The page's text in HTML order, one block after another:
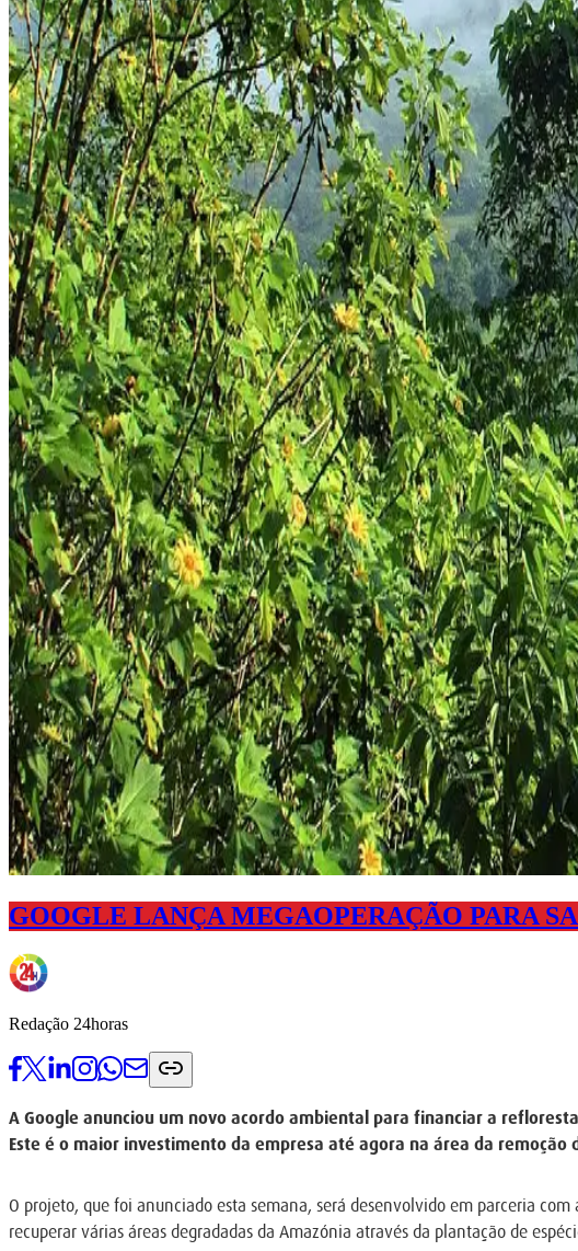
GOOGLE LANÇA MEGAOPERAÇÃO PARA
Redação 24horas
A Google anunciou um novo acordo ambiental para financiar a
Este é o maior investimento da empresa até agora na área da remoção
O projeto, que foi anunciado esta semana, será desenvolvido em parceria
recuperar várias áreas degradadas da Amazónia através da plantação de